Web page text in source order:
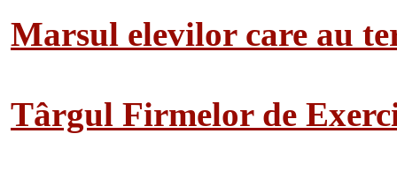
Marsul elevilor care au
Târgul Firmelor de